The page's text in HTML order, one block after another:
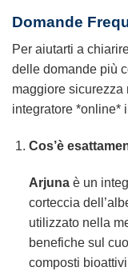
Domande
Per aiutarti a
delle domande più
maggiore sicurezza
integratore *online*
Cos’è
Arjunaè un
corteccia
utilizzato nella
benefiche sul
composti